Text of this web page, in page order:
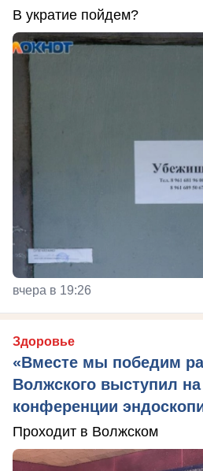
В укратие пойдем?
вчера в 19:26
Здоровье
«Вместе мы победим
Волжского выступил
конференции
Проходит в Волжском